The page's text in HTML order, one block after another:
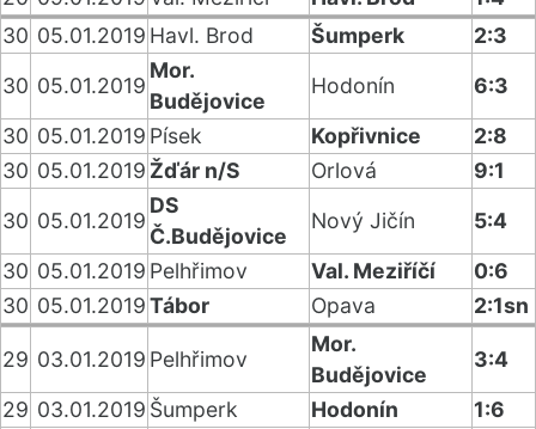
30 05.01.2019 Havl. Brod Šumperk
2:3
30 05.01.2019
Mor.
Budějovice
Hodonín
6:3
30 05.01.2019 Písek Kopřivnice
2:8
30 05.01.2019 Žďár n/S Orlová
9:1
30 05.01.2019
DS
Č.Budějovice
Nový Jičín
5:4
30 05.01.2019 Pelhřimov Val. Meziříčí
0:6
30 05.01.2019Tábor Opava 2:1sn
29 03.01.2019 Pelhřimov
Mor.
Budějovice
3:4
29 03.01.2019 Šumperk Hodonín
1:6